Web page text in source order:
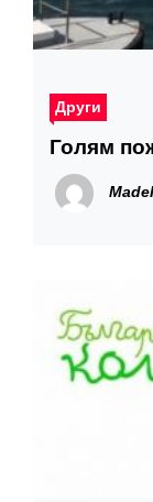
Други
Голям